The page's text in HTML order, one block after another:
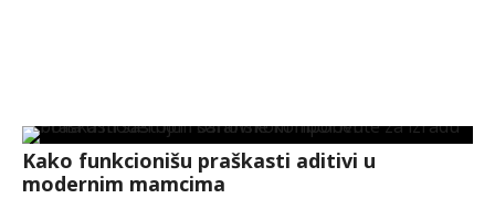
Kako funkcionišu praškasti aditivi u
modernim mamcima